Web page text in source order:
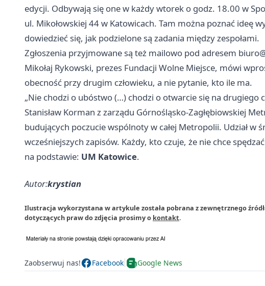
edycji. Odbywają się one w każdy wtorek o godz. 18.00 w
ul. Mikołowskiej 44 w Katowicach. Tam można poznać ideę
dowiedzieć się, jak podzielone są zadania między zespołami.
Zgłoszenia przyjmowane są też mailowo pod adresem
Mikołaj Rykowski, prezes Fundacji Wolne Miejsce, mówi
obecność przy drugim człowieku, a nie pytanie, kto ile ma.
„Nie chodzi o ubóstwo (…) chodzi o otwarcie się na drugiego
Stanisław Korman z zarządu Górnośląsko-Zagłębiowskiej
budujących poczucie wspólnoty w całej Metropolii. Udział w
wcześniejszych zapisów. Każdy, kto czuje, że nie chce
na podstawie: UM Katowice.
Autor:krystian
Ilustracja wykorzystana w artykule została pobrana z zewnętrznego
dotyczących praw do zdjęcia prosimy o kontakt.
Zaobserwuj nas! Facebook Google News